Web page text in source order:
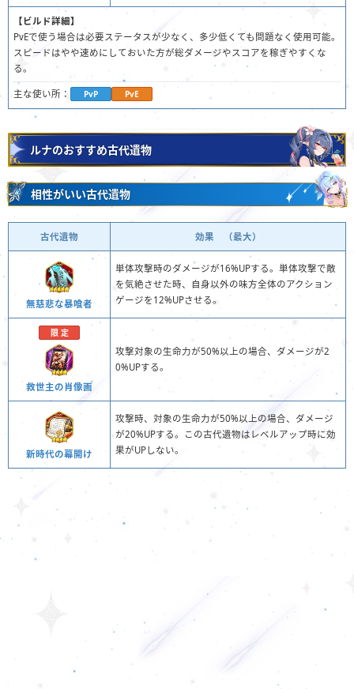
【ビルド詳細】
PvEで使う場合は必要ステータスが少なく、多少低くても問題なく使用可能。
スピードはやや速めにしておいた方が総ダメージやスコアを稼ぎやすくな
る。
主な使い所： PvP PvE
ルナのおすすめ古代遺物
相性がいい古代遺物
古代遺物 効果 （最大）
無慈悲な暴喰者
単体攻撃時のダメージが16%UPする。単体攻撃で敵
を気絶させた時、自身以外の味方全体のアクション
ゲージを12%UPさせる。
限 定
救世主の肖像画
攻撃対象の生命力が50%以上の場合、ダメージが2
0%UPする。
新時代の幕開け
攻撃時、対象の生命力が50%以上の場合、ダメージ
が20%UPする。この古代遺物はレベルアップ時に効
果がUPしない。